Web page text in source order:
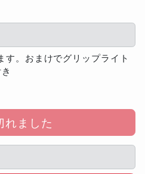
す。おまけでグリップライト
れました